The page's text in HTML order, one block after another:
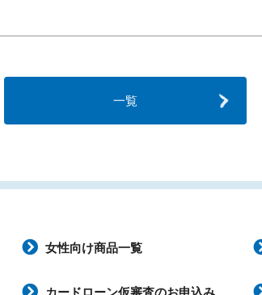
一覧
女性向け商品一覧
カードローン仮審査のお申込み